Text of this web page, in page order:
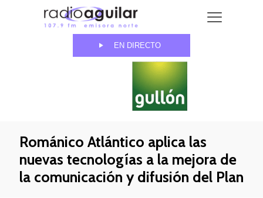
EN DIRECTO
Románico Atlántico aplica las
nuevas tecnologías a la mejora de
la comunicación y difusión del Plan